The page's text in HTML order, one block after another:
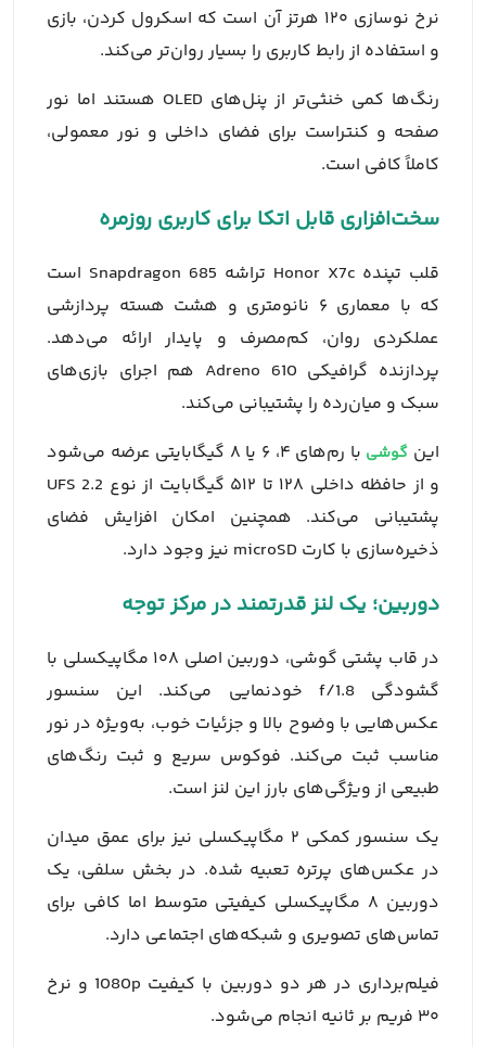
نرخ نوسازی ۱۲۰ هرتز آن است که اسکرول کردن، بازی
و استفاده از رابط کاربری را بسیار روان‌تر می‌کند.
رنگ‌ها کمی خنثی‌تر از پنل‌های OLED هستند اما نور
صفحه و کنتراست برای فضای داخلی و نور معمولی،
کاملاً کافی است.
سخت‌افزاری قابل اتکا برای کاربری روزمره
قلب تپنده Honor X7c تراشه Snapdragon 685 است
که با معماری ۶ نانومتری و هشت هسته پردازشی
عملکردی روان، کم‌مصرف و پایدار ارائه می‌دهد.
پردازنده گرافیکی Adreno 610 هم اجرای بازی‌های
سبک و میان‌رده را پشتیبانی می‌کند.
این گوشی
با رم‌های ۴، ۶ یا ۸ گیگابایتی عرضه می‌شود
و از حافظه داخلی ۱۲۸ تا ۵۱۲ گیگابایت از نوع UFS 2.2
پشتیبانی می‌کند. همچنین امکان افزایش فضای
ذخیره‌سازی با کارت microSD نیز وجود دارد.
دوربین؛ یک لنز قدرتمند در مرکز توجه
در قاب پشتی گوشی، دوربین
اصلی ۱۰۸ مگاپیکسلی با
گشودگی f/1.8 خودنمایی می‌کند. این سنسور
عکس‌هایی با وضوح بالا و جزئیات خوب، به‌ویژه در نور
مناسب ثبت می‌کند. فوکوس سریع و ثبت رنگ‌های
طبیعی از ویژگی‌های بارز این لنز است.
یک سنسور کمکی ۲ مگاپیکسلی نیز برای عمق میدان
در عکس‌های پرتره تعبیه شده. در بخش سلفی، یک
دوربین ۸ مگاپیکسلی کیفیتی متوسط اما کافی برای
تماس‌های تصویری و شبکه‌های اجتماعی دارد.
فیلم‌برداری در هر دو دوربین با کیفیت 1080p و نرخ
۳۰ فریم بر ثانیه انجام می‌شود.